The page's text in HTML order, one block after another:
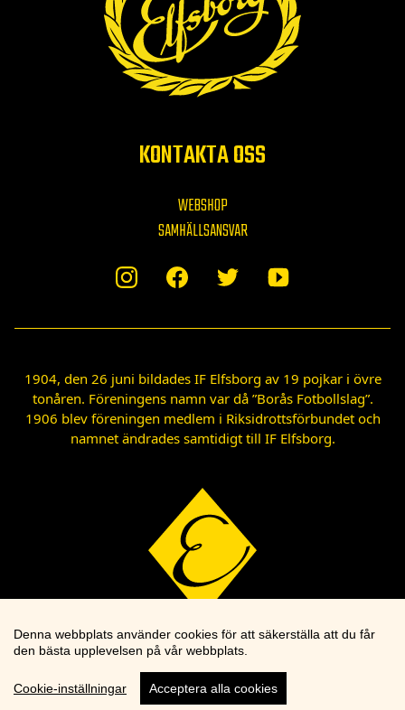
KONTAKTA OSS
WEBSHOP
SAMHÄLLSANSVAR
1904, den 26 juni bildades IF Elfsborg av 19 pojkar i övre
tonåren. Föreningens namn var då ”Borås Fotbollslag”.
1906 blev föreningen medlem i Riksidrottsförbundet och
namnet ändrades samtidigt till IF Elfsborg.
Denna webbplats använder cookies för att säkerställa att du får
den bästa upplevelsen på vår webbplats.
Cookie-inställningar Acceptera alla cookies